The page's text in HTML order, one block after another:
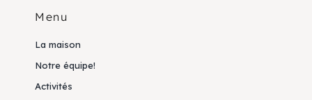
Menu
La maison
Notre équipe!
Activités